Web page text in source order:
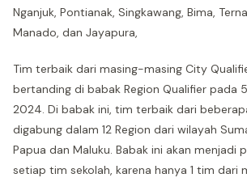
Nganjuk, Pontianak, Singkawang, Bima,
Manado, dan Jayapura,
Tim terbaik dari masing-masing City
bertanding di babak Region Qualifier pada
2024. Di babak ini, tim terbaik dari
digabung dalam 12 Region dari wilayah
Papua dan Maluku. Babak ini akan menjadi
setiap tim sekolah, karena hanya 1 tim dari